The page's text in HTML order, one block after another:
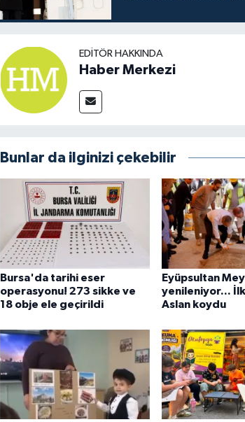
EDITÖR HAKKINDA
Haber Merkezi
Bunlar da ilginizi çekebilir
Bursa'da tarihi eser
operasyonu! 273 sikke ve
18 obje ele geçirildi
Eyüpsultan
yenileniyor... İlk
Aslan koydu